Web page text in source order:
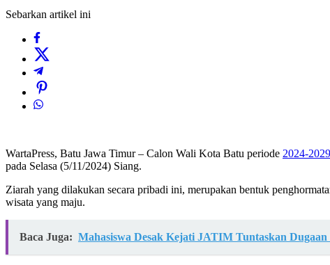
Sebarkan artikel ini
WartaPress, Batu Jawa Timur – Calon Wali Kota Batu periode 2024-2029
pada Selasa (5/11/2024) Siang.
Ziarah yang dilakukan secara pribadi ini, merupakan bentuk
wisata yang maju.
Baca Juga: Mahasiswa Desak Kejati JATIM Tuntaskan